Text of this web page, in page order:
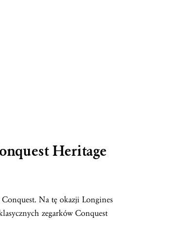
Heritage
Na tę okazji Longines
zegarków Conquest